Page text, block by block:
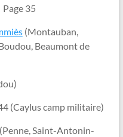
Page 35
(Montauban,
Beaumont de
(Caylus camp militaire)
Saint-Antonin-